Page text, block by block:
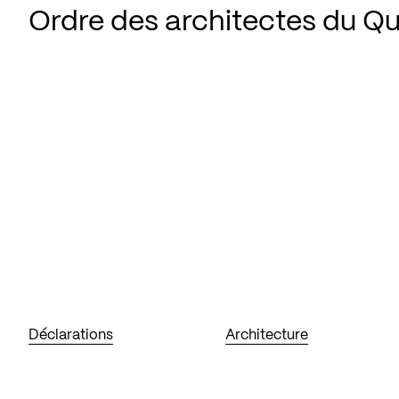
Ordre des architectes du
Déclarations Architecture